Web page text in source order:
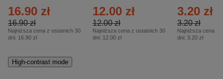
16.90 zł
16.90 zł
Najniższa cena z ostatnich 30
dni: 16.90 zł
12.00 zł
12.00 zł
Najniższa cena z ostatnich 30
dni: 12.00 zł
3.20 zł
3.20 zł
Najniższa cena z
dni: 3.20 zł
High-contrast mode